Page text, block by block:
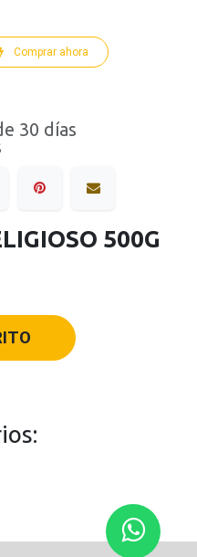
Comprar ahora
30 días
500G